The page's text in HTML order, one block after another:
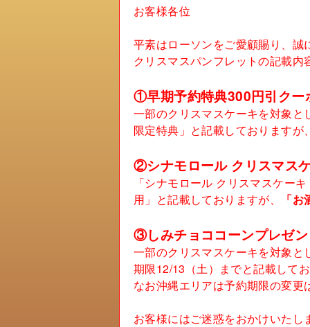
お客様各位
平素はローソンをご愛顧賜り、誠
クリスマスパンフレットの記載
①早期予約特典300円引クー
一部のクリスマスケーキを対象
限定特典」と記載しておりますが
②シナモロール クリスマス
「シナモロール クリスマスケー
用」と記載しておりますが、
「
③しみチョココーンプレゼ
一部のクリスマスケーキを対象
期限12/13（土）までと記載して
なお沖縄エリアは予約期限の変更
お客様にはご迷惑をおかけいた